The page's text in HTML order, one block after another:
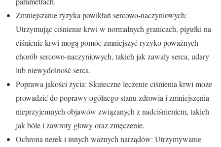
Zmniejszanie ryzyka powikłań sercowo-naczyniowych:
Utrzymując ciśnienie krwi w normalnych granicach, pigułki na
ciśnienie krwi mogą pomóc zmniejszyć ryzyko poważnych
chorób sercowo-naczyniowych, takich jak zawały serca, udary
lub niewydolność serca.
Poprawa jakości życia: Skuteczne leczenie ciśnienia krwi może
prowadzić do poprawy ogólnego stanu zdrowia i zmniejszenia
nieprzyjemnych objawów związanych z nadciśnieniem, takich
jak bóle i zawroty głowy oraz zmęczenie.
Ochrona nerek i innych ważnych narządów: Utrzymywanie